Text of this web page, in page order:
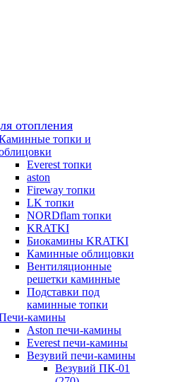
отопления
топки и
Everest топки
aston
Fireway топки
LK топки
NORDflam топки
KRATKI
Биокамины KRATKI
Каминные облицовки
Вентиляционные
решетки каминные
Подставки под
каминные топки
камины
Aston печи-камины
Everest печи-камины
Везувий печи-камины
Везувий ПК-01